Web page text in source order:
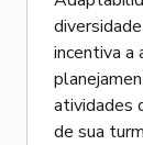
incentiva a
atividades
de sua